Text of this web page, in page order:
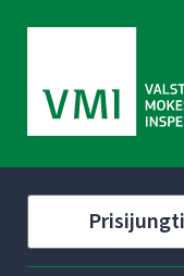
Prisijungti